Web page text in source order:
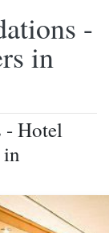
-
in
- Hotel
in